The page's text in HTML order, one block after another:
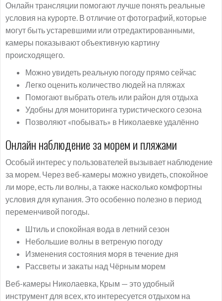
Онлайн трансляции помогают лучше понять реальные
условия на курорте. В отличие от фотографий, которые
могут быть устаревшими или отредактированными,
камеры показывают объективную картину
происходящего.
Можно увидеть реальную погоду прямо сейчас
Легко оценить количество людей на пляжах
Помогают выбрать отель или район для отдыха
Удобны для мониторинга туристического сезона
Позволяют «побывать» в Николаевке удалённо
Онлайн наблюдение за морем и пляжами
Особый интерес у пользователей вызывает наблюдение
за морем. Через веб-камеры можно увидеть, спокойное
ли море, есть ли волны, а также насколько комфортны
условия для купания. Это особенно полезно в период
переменчивой погоды.
Штиль и спокойная вода в летний сезон
Небольшие волны в ветреную погоду
Изменения состояния моря в течение дня
Рассветы и закаты над Чёрным морем
Веб-камеры Николаевка, Крым — это удобный
инструмент для всех, кто интересуется отдыхом на